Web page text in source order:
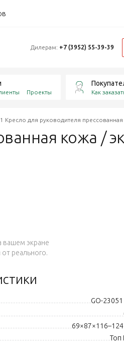
Дилерам: +7 (3952) 55-39-39
Проекты Как
Кресло для руководителя
кожа /
вашем экране
реального.
GO-23051
Топ